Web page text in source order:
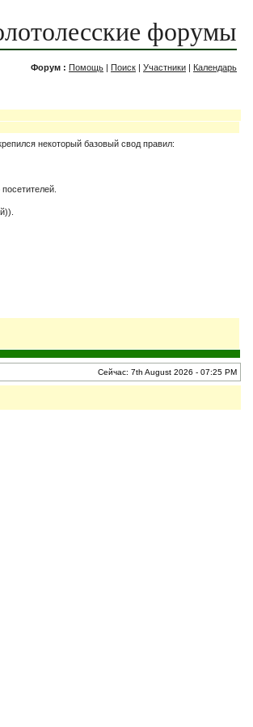
форумы
Форум : Помощь | Поиск | Участники | Календарь
некоторый базовый свод правил:
Сейчас: 7th August 2026 - 07:25 PM